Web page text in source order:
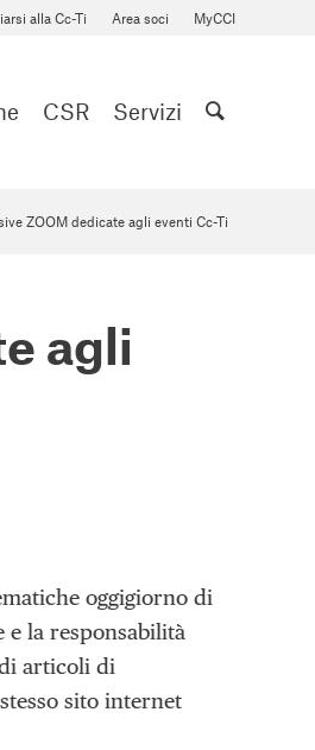
alla Cc-Ti Area soci MyCCI
CSR Servizi
ZOOM dedicate agli eventi Cc-Ti
agli
oggigiorno di
e la responsabilità
articoli di
sito internet